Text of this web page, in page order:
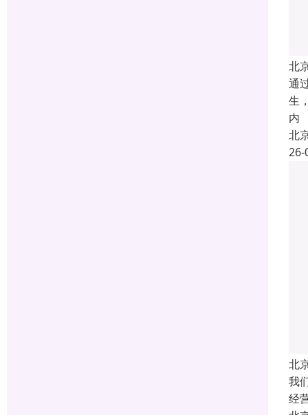
北
通
生
内
北
26-
北
我
经